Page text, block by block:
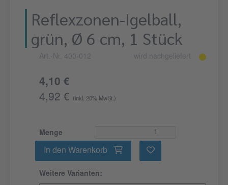
Reflexzonen-Igelball,
grün, Ø 6 cm, 1 Stück
Art.-Nr. 400-012 wird nachgeliefert
4,10 €
4,92 €
(inkl. 20% MwSt.)
Menge
In den Warenkorb
Weitere Varianten: